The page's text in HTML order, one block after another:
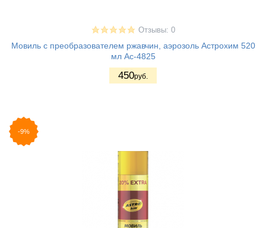
Отзывы: 0
Мовиль с преобразователем ржавчин, аэрозоль Астрохим 520
мл Ас-4825
450руб.
-9%